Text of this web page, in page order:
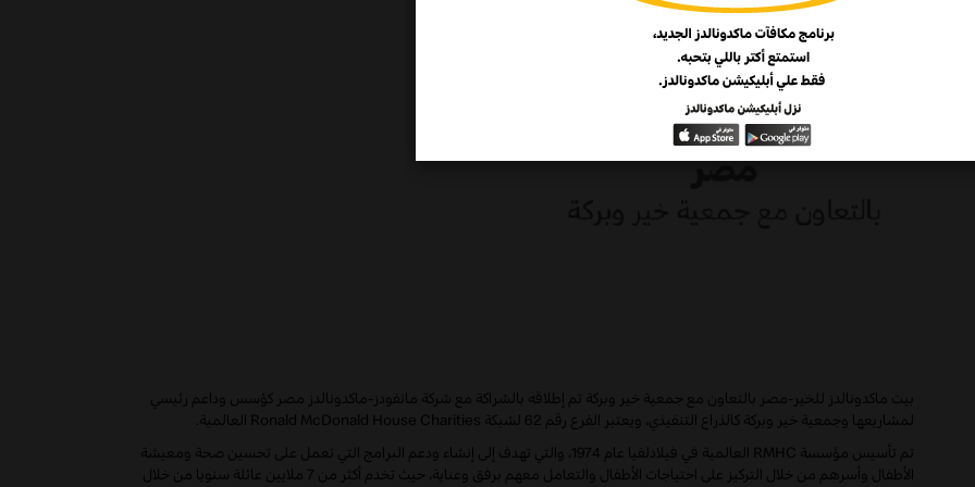
بيت ماكدونالدز للخير-مصر بالتعاون مع جمعية خير وبركة تم إطلاقه بالشراكة مع شركة مانفودز-ماكدونالدز مصر كؤسس وداعم رئيسي
لمشاريعها وجمعية خير وبركة كالذراع التنفيذي، ويعتبر الفرع رقم 62 لشبكة
العالمية
تم تأسيس مؤسسة
العالمية في فيلادلفيا عام 1974، والتي تهدف إلى إنشاء ودعم البرامج التي تعمل على تحسين صحة ومعيشة
الأطفال وأسرهم من خلال التركيز على احتياجات الأطفال والتعامل معهم برفق وعناية، حيث تخدم أكثر من 7 ملايين عائلة سنويا من خلال